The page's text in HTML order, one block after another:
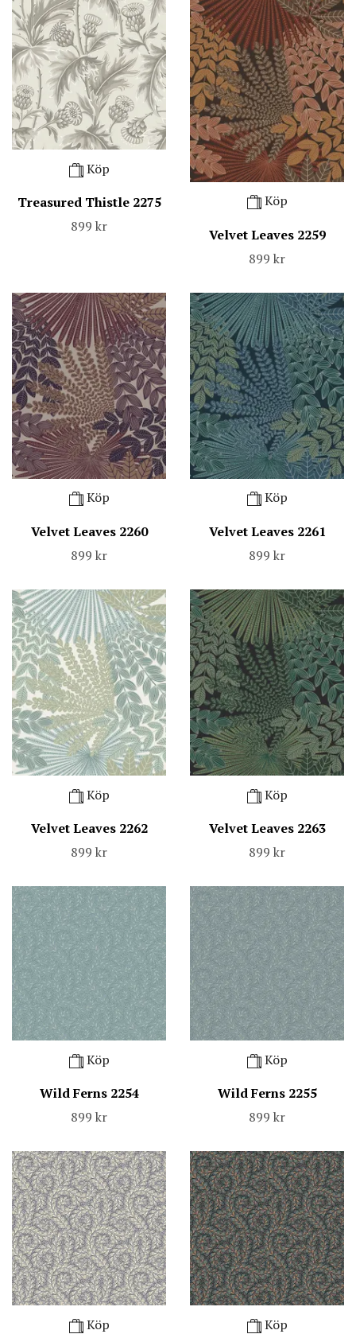
Köp
Treasured Thistle 2275
899 kr
Köp
Velvet Leaves 2259
899 kr
Köp
Velvet Leaves 2260
899 kr
Köp
Velvet Leaves 2261
899 kr
Köp
Velvet Leaves 2262
899 kr
Köp
Velvet Leaves 2263
899 kr
Köp
Wild Ferns 2254
899 kr
Köp
Wild Ferns 2255
899 kr
Köp
Köp